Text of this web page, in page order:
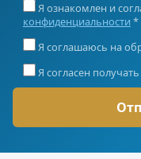
Я ознакомлен и
конфиденциальности *
Я соглашаюсь на
Я согласен